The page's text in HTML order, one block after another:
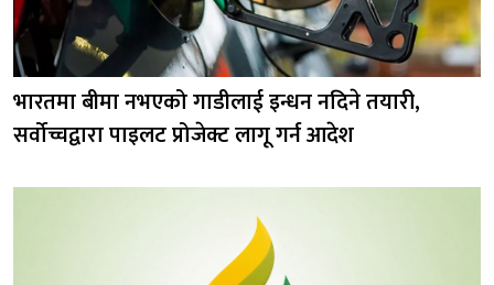
भारतमा बीमा नभएको गाडीलाई इन्धन नदिने तयारी,
सर्वोच्चद्वारा पाइलट प्रोजेक्ट लागू गर्न आदेश